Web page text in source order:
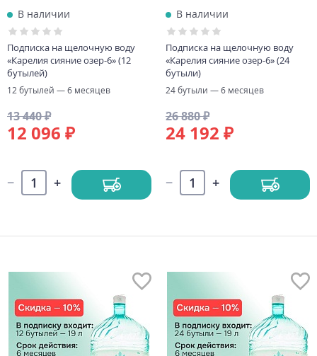
В наличии
Подписка на щелочную воду
«Карелия сияние озер-6» (12
бутылей)
12 бутылей — 6 месяцев
13 440 ₽
12 096 ₽
В наличии
Подписка на щелочную воду
«Карелия сияние озер-6» (24
бутыли)
24 бутыли — 6 месяцев
26 880 ₽
24 192 ₽